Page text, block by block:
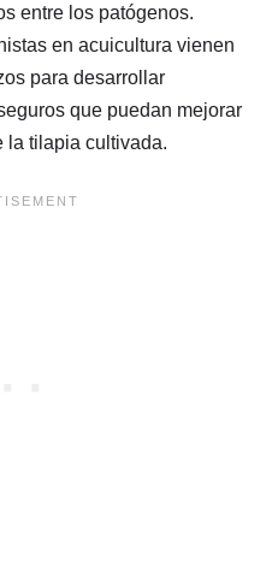
entre los patógenos.
en acuicultura vienen
para desarrollar
que puedan mejorar
la tilapia cultivada.